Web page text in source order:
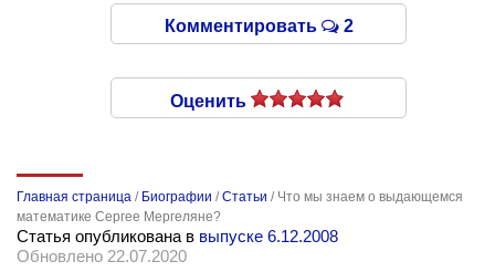
Комментировать 2
Оценить
Главная страница / Биографии /Статьи / Что мы знаем о выдающемся
математике Сергее Мергеляне?
Статья опубликована в выпуске 6.12.2008
Обновлено 22.07.2020